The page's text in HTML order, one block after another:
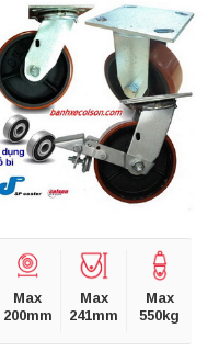
Max
200mm
Max
241mm
Max
550kg